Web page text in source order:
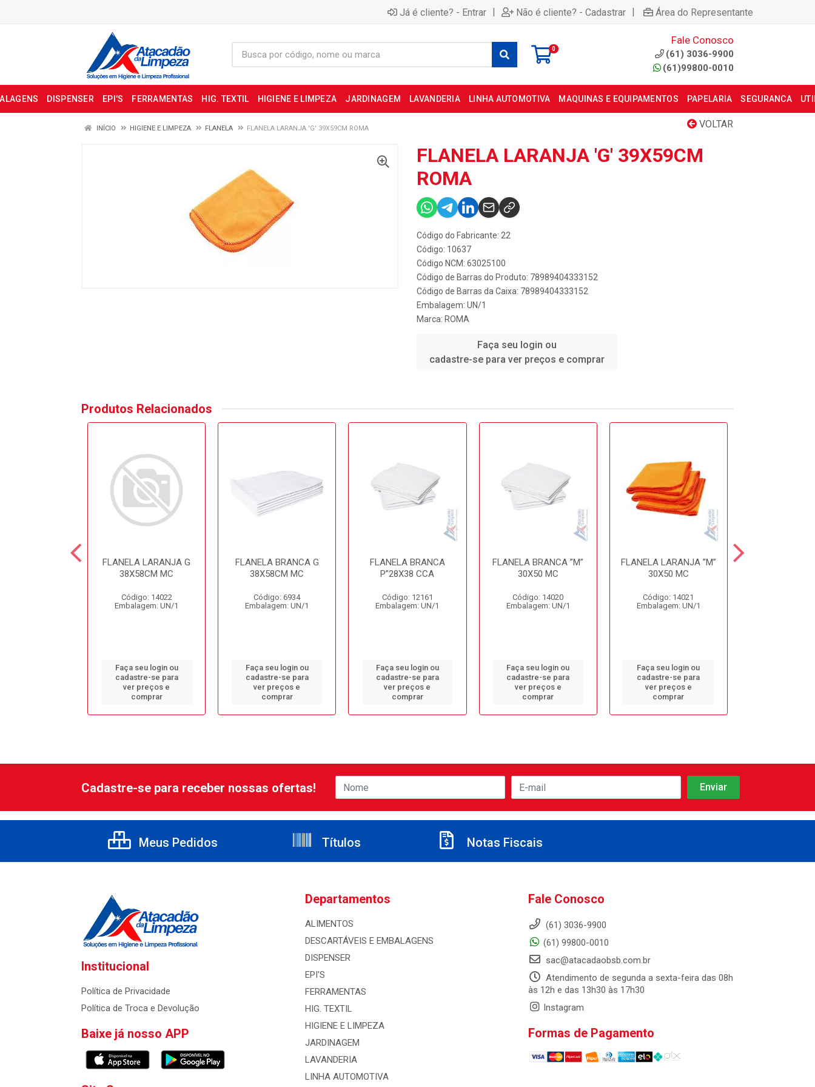
Já é cliente? - Entrar | Não é cliente? - Cadastrar | Área do Representante
0
Fale Conosco
(61) 3036-9900
(61)99800-0010
DISPENSER EPI'S FERRAMENTAS HIG. TEXTIL HIGIENE E LIMPEZA JARDINAGEM LAVANDERIA LINHA AUTOMOTIVA MAQUINAS E EQUIPAMENTOS PAPELARIA SEGURANCA
VOLTAR
INÍCIO HIGIENE E LIMPEZA FLANELA FLANELA LARANJA 'G' 39X59CM ROMA
FLANELA LARANJA 'G' 39X59CM
ROMA
Código do Fabricante: 22
Código: 10637
Código NCM: 63025100
Código de Barras do Produto: 78989404333152
Código de Barras da Caixa: 78989404333152
Embalagem: UN/1
Marca: ROMA
Faça seu login ou
cadastre-se para ver preços e comprar
Produtos Relacionados
FLANELA LARANJA G
38X58CM MC
Código: 14022
Embalagem: UN/1
Faça seu login ou
cadastre-se para
ver preços e
comprar
FLANELA BRANCA G
38X58CM MC
Código: 6934
Embalagem: UN/1
Faça seu login ou
cadastre-se para
ver preços e
comprar
FLANELA BRANCA
P”28X38 CCA
Código: 12161
Embalagem: UN/1
Faça seu login ou
cadastre-se para
ver preços e
comprar
FLANELA BRANCA ”M”
30X50 MC
Código: 14020
Embalagem: UN/1
Faça seu login ou
cadastre-se para
ver preços e
comprar
FLANELA LARANJA ”M”
30X50 MC
Código: 14021
Embalagem: UN/1
Faça seu login ou
cadastre-se para
ver preços e
comprar
Cadastre-se para receber nossas ofertas!
Meus Pedidos Títulos Notas Fiscais
Institucional
Política de Privacidade
Política de Troca e Devolução
Baixe já nosso APP
Departamentos
ALIMENTOS
DESCARTÁVEIS E EMBALAGENS
DISPENSER
EPI'S
FERRAMENTAS
HIG. TEXTIL
HIGIENE E LIMPEZA
JARDINAGEM
LAVANDERIA
LINHA AUTOMOTIVA
Fale Conosco
(61) 3036-9900
(61) 99800-0010
sac@atacadaobsb.com.br
Atendimento de segunda a sexta-feira das 08h
às 12h e das 13h30 às 17h30
Instagram
Formas de Pagamento